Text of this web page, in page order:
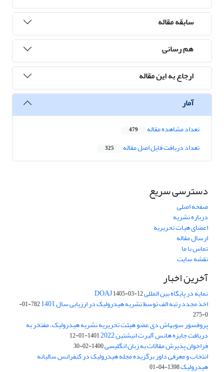
سابقه مقاله
هم رسانی
ارجاع به این مقاله
آمار
تعداد مشاهده مقاله 479
تعداد دریافت فایل اصل مقاله 325
دسترسی سریع
صفحه اصلی
درباره نشریه
اعضای هیات تحریریه
ارسال مقاله
تماس با ما
نقشه سایت
آخرین اخبار
نمایه در پایگاه بین المللی DOAJ1405-03-12
اخذ مجدد رتبه الف توسط نشریه هیدرولیک در ارزیابی سال 1401
782-01-
0-275
پروفسور سوبهاش دی عضو هیئت تحریریه نشریه هیدرولیک، مفتخر به
دریافت جایزه هانس آلبرت انیشتین 2022 1401-01-12
فراخوان پذیرش مقالات به زبان انگلیسی1400-02-30
انتخاب و معرفی داور برگزیده مجله هیدرولیک در کنفرانس سالیانه
هیدرولیک1398-04-01